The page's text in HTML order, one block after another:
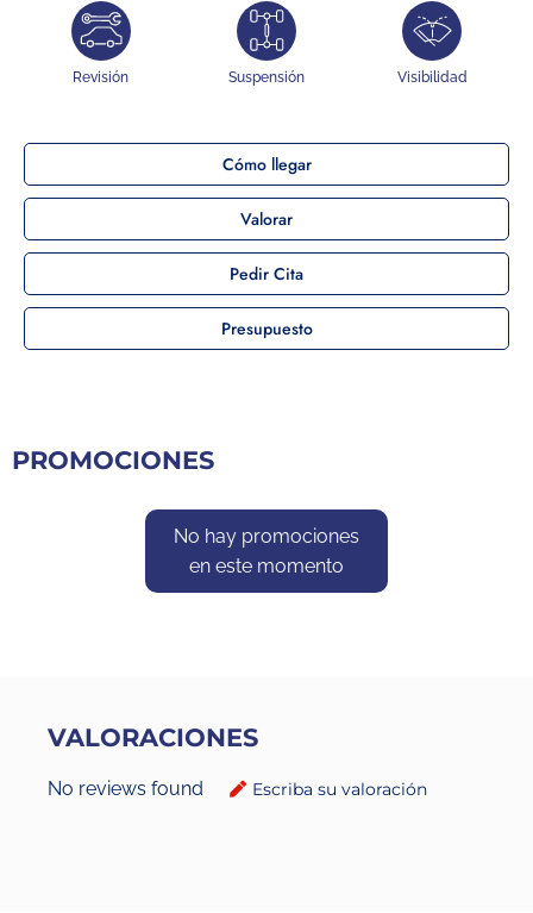
Revisión Suspensión Visibilidad
Cómo llegar
Valorar
Pedir Cita
Presupuesto
PROMOCIONES
No hay promociones
en este momento
VALORACIONES
No reviews found Escriba su valoración